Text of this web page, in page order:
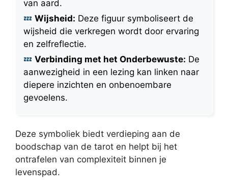
van aard.
Wijsheid: Deze figuur symboliseert de
wijsheid die verkregen wordt door ervaring
en zelfreflectie.
Verbinding met het Onderbewuste: De
aanwezigheid in een lezing kan linken naar
diepere inzichten en onbenoembare
gevoelens.
Deze symboliek biedt verdieping aan de
boodschap van de tarot en helpt bij het
ontrafelen van complexiteit binnen je
levenspad.